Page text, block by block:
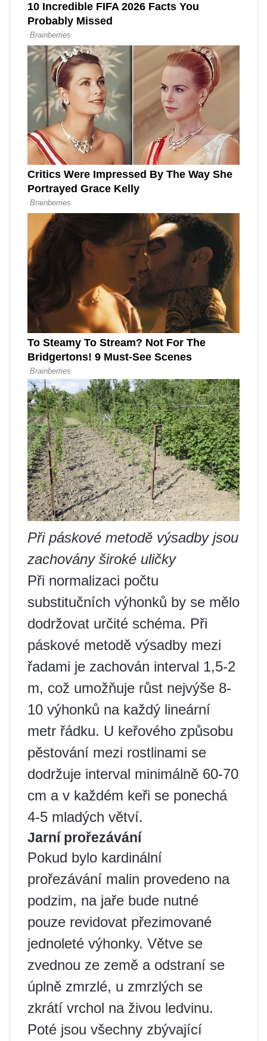
Při páskové metodě výsadby jsou
zachovány široké uličky
Při normalizaci počtu
substitučních výhonků by se mělo
dodržovat určité schéma. Při
páskové metodě výsadby mezi
řadami je zachován interval 1,5-2
m, což umožňuje růst nejvýše 8-
10 výhonků na každý lineární
metr řádku. U keřového způsobu
pěstování mezi rostlinami se
dodržuje interval minimálně 60-70
cm a v každém keři se ponechá
4-5 mladých větví.
Jarní prořezávání
Pokud bylo kardinální
prořezávání malin provedeno na
podzim, na jaře bude nutné
pouze revidovat přezimované
jednoleté výhonky. Větve se
zvednou ze země a odstraní se
úplně zmrzlé, u zmrzlých se
zkrátí vrchol na živou ledvinu.
Poté jsou všechny zbývající